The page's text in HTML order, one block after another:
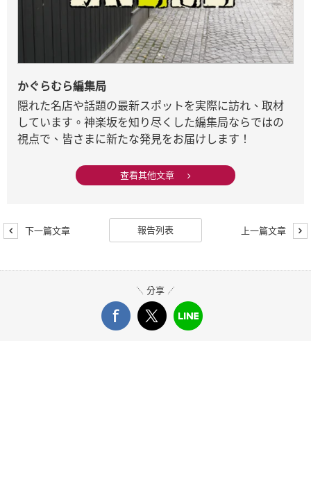
かぐらむら編集局
隠れた名店や話題の最新スポットを実際に訪れ、取材
しています。神楽坂を知り尽くした編集局ならではの
視点で、皆さまに新たな発見をお届けします！
查看其他文章
下一篇文章 報告列表 上一篇文章
分享